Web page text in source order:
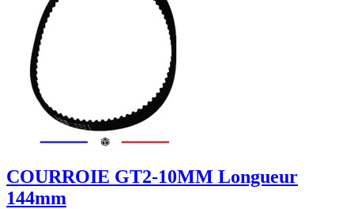
COURROIE GT2-10MM Longueur
144mm